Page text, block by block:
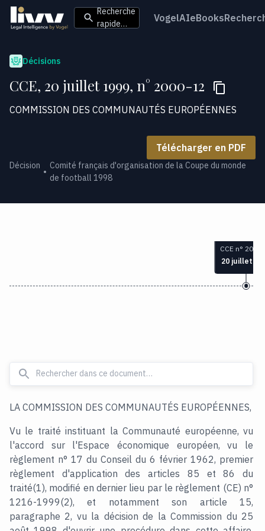
Recherche
rapide…
VogelAIeBooks
Décisions
CCE, 20 juillet 1999, n° 2000-12
COMMISSION DES COMMUNAUTÉS EUROPÉENNES
Télécharger en PDF
Décision
Comité français d'organisation de la Coupe du monde
de football 1998
CCE n°
20 juillet
LA COMMISSION DES COMMUNAUTÉS EUROPÉENNES,
Vu le traité instituant la Communauté européenne, vu
l'accord sur l'Espace économique européen, vu le
règlement n° 17 du Conseil du 6 février 1962, premier
règlement d'application des articles 85 et 86 du
traité(1), modifié en dernier lieu par le règlement (CE) n°
1216-1999(2), et notamment son article 15,
paragraphe 2, vu la décision de la Commission du 25